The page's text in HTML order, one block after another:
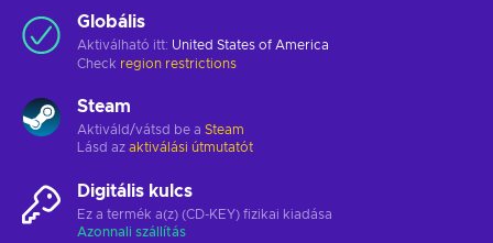
Globális
Aktiválható itt: United States of America
Check region restrictions
Steam
Aktiváld/vátsd be a Steam
Lásd az aktiválási útmutatót
Digitális kulcs
Ez a termék a(z) (CD-KEY) fizikai kiadása
Azonnali szállítás